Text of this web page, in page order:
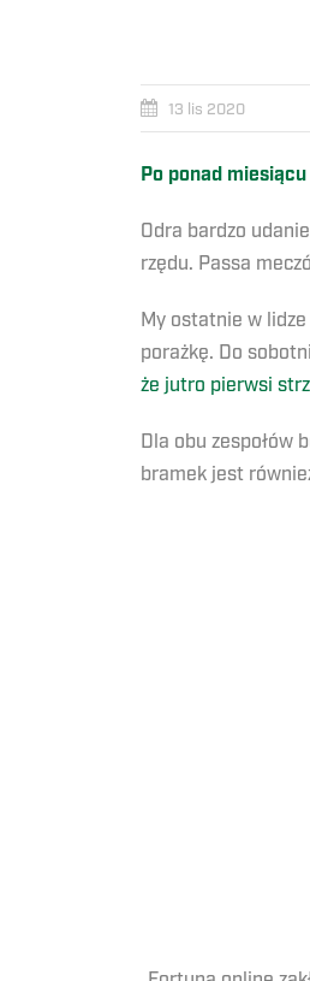
13 lis 2020
Po ponad
Odra bardzo
rzędu. Passa
My ostatnie w
porażkę. Do
że jutro pierwsi
Dla obu zespołów
bramek jest